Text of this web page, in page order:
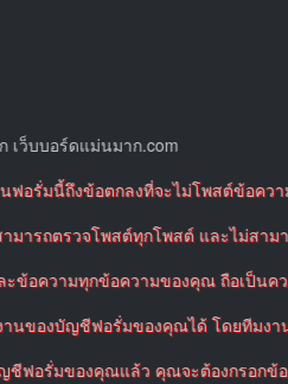
ดแม่นมาก.com
งข้อตกลงที่จะไม่โพสต์ข้อความใดๆ
วจโพสต์ทุกโพสต์ และไม่สามารถดู
มทุกข้อความของคุณ ถือเป็นความรับ
บัญชีฟอรั่มของคุณได้ โดยทีมงานผู้ดู
องคุณแล้ว คุณจะต้องกรอกข้อมูลส่วน